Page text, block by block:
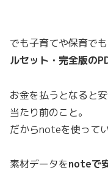
でも子育てや保育で
ルセット・完全版の
お金を払うとなると
当たり前のこと。
だからnoteを使ってい
素材データをnoteで